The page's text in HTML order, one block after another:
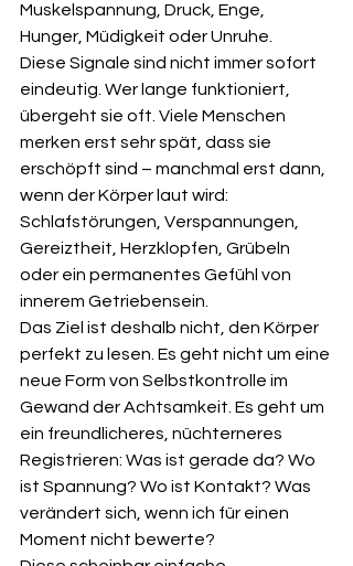
Muskelspannung, Druck, Enge,
Hunger, Müdigkeit oder Unruhe.
Diese Signale sind nicht immer sofort
eindeutig. Wer lange funktioniert,
übergeht sie oft. Viele Menschen
merken erst sehr spät, dass sie
erschöpft sind – manchmal erst dann,
wenn der Körper laut wird:
Schlafstörungen, Verspannungen,
Gereiztheit, Herzklopfen, Grübeln
oder ein permanentes Gefühl von
innerem Getriebensein.
Das Ziel ist deshalb nicht, den Körper
perfekt zu lesen. Es geht nicht um eine
neue Form von Selbstkontrolle im
Gewand der Achtsamkeit. Es geht um
ein freundlicheres, nüchterneres
Registrieren: Was ist gerade da? Wo
ist Spannung? Wo ist Kontakt? Was
verändert sich, wenn ich für einen
Moment nicht bewerte?